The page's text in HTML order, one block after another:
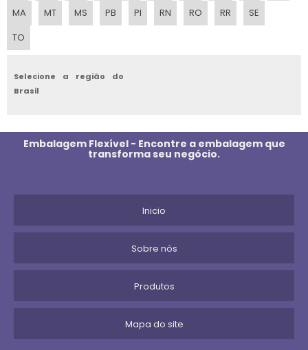
SACO COM LACRE
SACOLA PLASTICA OXIBIODEGRADAVEL
SACO ANTIESTATICO
SACOLA PLASTICA PRETA
SACOLA PLASTICA TIPO CAMISETA
SACO DE LIXO BIODEGRADAVEL
MA
MT MS PB PI RN RO RR
SE
TO
Selecione a região do
Brasil
Embalagem Flexível - Encontre a embalagem que
transforma seu negócio.
Inicio
Sobre nós
Produtos
Mapa do site